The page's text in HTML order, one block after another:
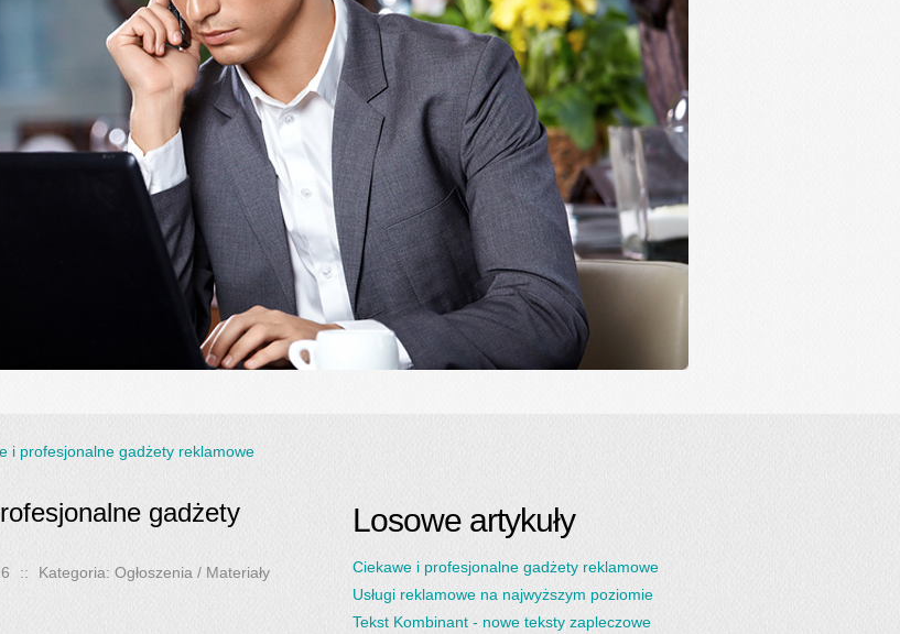
i profesjonalne gadżety reklamowe
gadżety
::
Kategoria: Ogłoszenia / Materiały
Losowe artykuły
Ciekawe i profesjonalne gadżety reklamowe
Usługi reklamowe na najwyższym poziomie
Tekst Kombinant - nowe teksty zapleczowe